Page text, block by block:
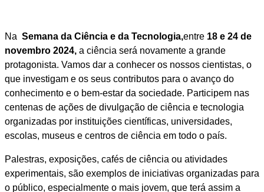
Na Semana da Ciência e da Tecnologia,entre18 e 24 de
novembro 2024, a ciência será novamente a grande
protagonista. Vamos dar a conhecer os nossos cientistas, o
que investigam e os seus contributos para o avanço do
conhecimento e o bem-estar da sociedade. Participem nas
centenas de ações de divulgação de ciência e tecnologia
organizadas por instituições científicas, universidades,
escolas, museus e centros de ciência em todo o país.
Palestras, exposições, cafés de ciência ou atividades
experimentais, são exemplos de iniciativas organizadas para
o público, especialmente o mais jovem, que terá assim a